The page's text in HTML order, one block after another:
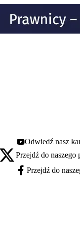
Youtube - otwiera się w
Odwiedź nasz
X - otwiera się w nowej karcie
Przejdź do
Facebook - otwiera się w
Przejdź do